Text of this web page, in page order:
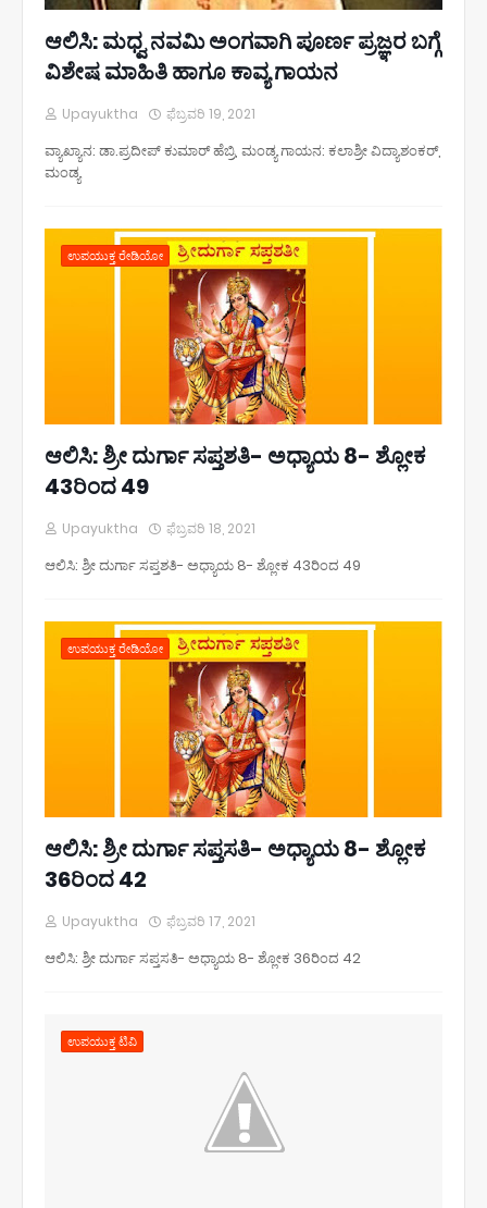
ಆಲಿಸಿ: ಮಧ್ವ ನವಮಿ ಅಂಗವಾಗಿ ಪೂರ್ಣ ಪ್ರಜ್ಞರ ಬಗ್ಗೆ
ವಿಶೇಷ ಮಾಹಿತಿ ಹಾಗೂ ಕಾವ್ಯ ಗಾಯನ
Upayuktha ಫೆಬ್ರವರಿ 19, 2021
ವ್ಯಾಖ್ಯಾನ: ಡಾ.ಪ್ರದೀಪ್ ಕುಮಾರ್ ಹೆಬ್ರಿ, ಮಂಡ್ಯ ಗಾಯನ: ಕಲಾಶ್ರೀ ವಿದ್ಯಾಶಂಕರ್,
ಮಂಡ್ಯ
ಉಪಯುಕ್ತ ರೇಡಿಯೋ
ಆಲಿಸಿ: ಶ್ರೀ ದುರ್ಗಾ ಸಪ್ತಶತಿ- ಅಧ್ಯಾಯ 8- ಶ್ಲೋಕ
43ರಿಂದ 49
Upayuktha ಫೆಬ್ರವರಿ 18, 2021
ಆಲಿಸಿ: ಶ್ರೀ ದುರ್ಗಾ ಸಪ್ತಶತಿ- ಅಧ್ಯಾಯ 8- ಶ್ಲೋಕ 43ರಿಂದ 49
ಉಪಯುಕ್ತ ರೇಡಿಯೋ
ಆಲಿಸಿ: ಶ್ರೀ ದುರ್ಗಾ ಸಪ್ತಸತಿ- ಅಧ್ಯಾಯ 8- ಶ್ಲೋಕ
36ರಿಂದ 42
Upayuktha ಫೆಬ್ರವರಿ 17, 2021
ಆಲಿಸಿ: ಶ್ರೀ ದುರ್ಗಾ ಸಪ್ತಸತಿ- ಅಧ್ಯಾಯ 8- ಶ್ಲೋಕ 36ರಿಂದ 42
ಉಪಯುಕ್ತ ಟಿವಿ